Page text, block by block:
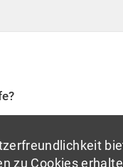
uns
zu Cookies